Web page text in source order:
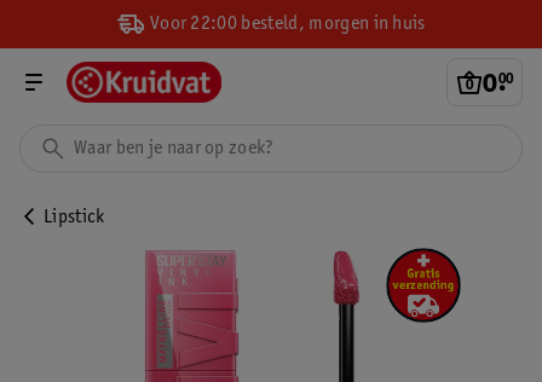
Voor 22:00 besteld, morgen in huis
0.
00
Lipstick